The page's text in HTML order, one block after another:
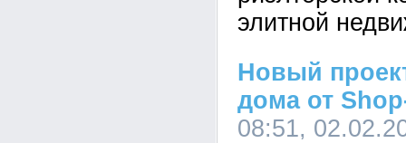
элитной
Новый
дома от
08:51,